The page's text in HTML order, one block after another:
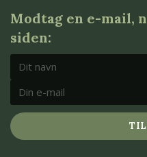
Modtag en e-mail,
siden: